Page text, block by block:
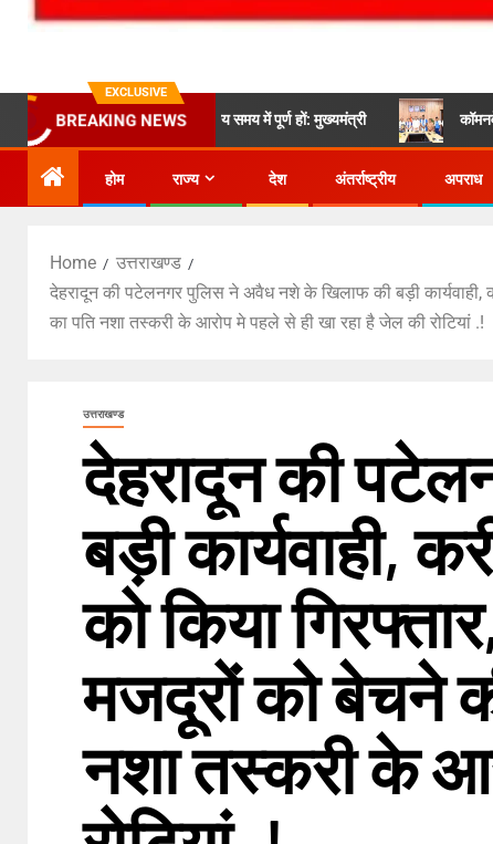
EXCLUSIVE
BREAKING NEWS
नहीं, सभी कार्य तय समय में पूर्ण हों: मुख्यमंत्री कॉमनवेल्थ गेम्स
होम राज्य देश अंतर्राष्ट्रीय अपराध
Home
उत्तराखण्ड
देहरादून की पटेलनगर पुलिस ने अवैध नशे के खिलाफ की बड़ी कार्यवाही,
का पति नशा तस्करी के आरोप मे पहले से ही खा रहा है जेल की रोटियां .!
उत्तराखण्ड
देहरादून की
बड़ी कार्यवाही,
को किया
मजदूरों को बेचने
नशा तस्करी के